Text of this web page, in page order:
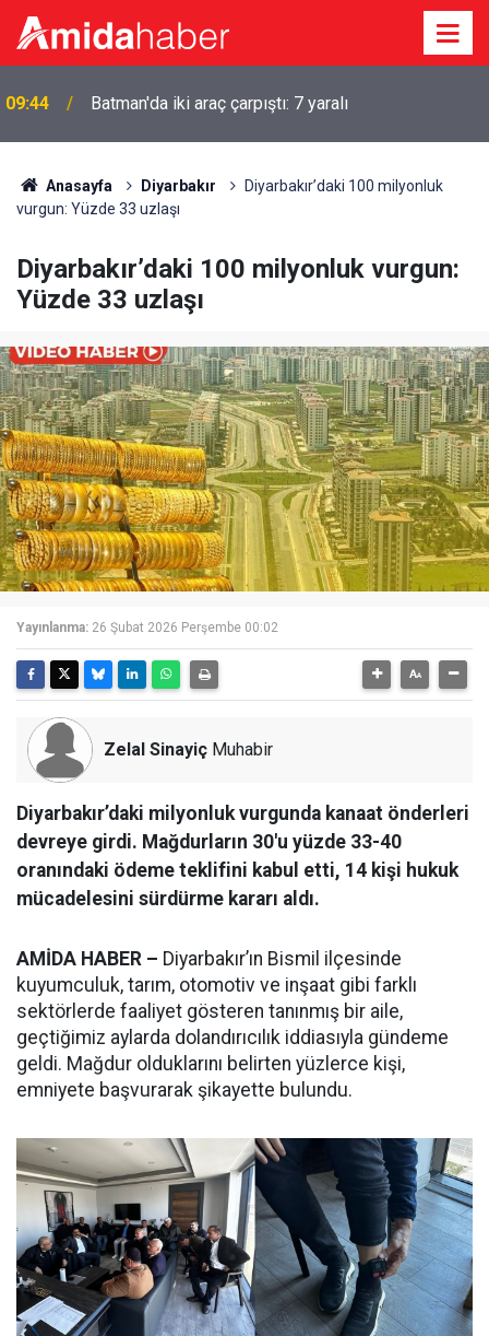
09:20
acı tablo
Anasayfa Diyarbakır
Diyarbakır’daki 100 milyonluk
vurgun: Yüzde 33 uzlaşı
Diyarbakır’daki 100 milyonluk vurgun:
Yüzde 33 uzlaşı
Yayınlanma: 26 Şubat 2026 Perşembe 00:02
Zelal Sinayiç Muhabir
Diyarbakır’daki milyonluk vurgunda kanaat önderleri
devreye girdi. Mağdurların 30'u yüzde 33-40
oranındaki ödeme teklifini kabul etti, 14 kişi hukuk
mücadelesini sürdürme kararı aldı.
AMİDA HABER – Diyarbakır’ın Bismil ilçesinde
kuyumculuk, tarım, otomotiv ve inşaat gibi farklı
sektörlerde faaliyet gösteren tanınmış bir aile,
geçtiğimiz aylarda dolandırıcılık iddiasıyla gündeme
geldi. Mağdur olduklarını belirten yüzlerce kişi,
emniyete başvurarak şikayette bulundu.